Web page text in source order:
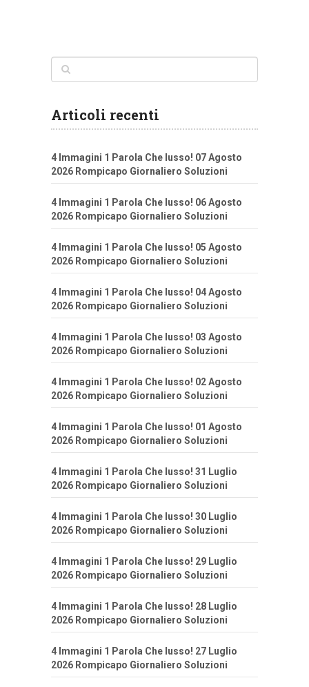
Articoli recenti
4 Immagini 1 Parola Che lusso! 07 Agosto
2026 Rompicapo Giornaliero Soluzioni
4 Immagini 1 Parola Che lusso! 06 Agosto
2026 Rompicapo Giornaliero Soluzioni
4 Immagini 1 Parola Che lusso! 05 Agosto
2026 Rompicapo Giornaliero Soluzioni
4 Immagini 1 Parola Che lusso! 04 Agosto
2026 Rompicapo Giornaliero Soluzioni
4 Immagini 1 Parola Che lusso! 03 Agosto
2026 Rompicapo Giornaliero Soluzioni
4 Immagini 1 Parola Che lusso! 02 Agosto
2026 Rompicapo Giornaliero Soluzioni
4 Immagini 1 Parola Che lusso! 01 Agosto
2026 Rompicapo Giornaliero Soluzioni
4 Immagini 1 Parola Che lusso! 31 Luglio
2026 Rompicapo Giornaliero Soluzioni
4 Immagini 1 Parola Che lusso! 30 Luglio
2026 Rompicapo Giornaliero Soluzioni
4 Immagini 1 Parola Che lusso! 29 Luglio
2026 Rompicapo Giornaliero Soluzioni
4 Immagini 1 Parola Che lusso! 28 Luglio
2026 Rompicapo Giornaliero Soluzioni
4 Immagini 1 Parola Che lusso! 27 Luglio
2026 Rompicapo Giornaliero Soluzioni